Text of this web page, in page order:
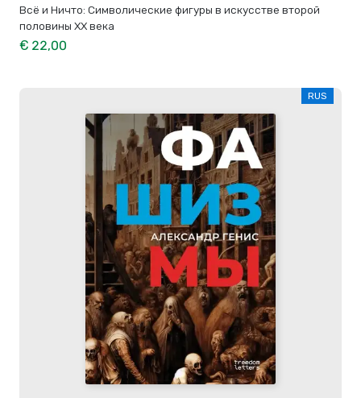
Всё и Ничто: Символические фигуры в искусстве второй
половины XX века
€ 22,00
RUS